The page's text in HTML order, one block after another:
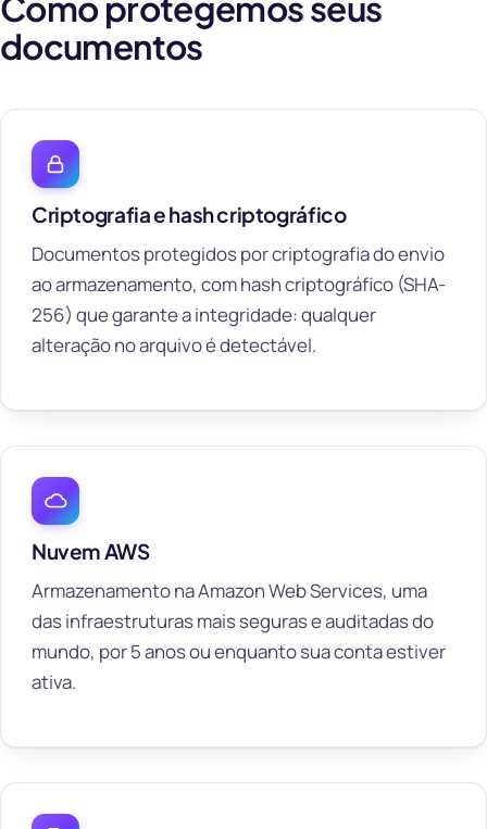
documentos
Criptografia e hash criptográfico
Documentos protegidos por criptografia do envio
ao armazenamento, com hash criptográfico (SHA-
256) que garante a integridade: qualquer
alteração no arquivo é detectável.
Nuvem AWS
Armazenamento na Amazon Web Services, uma
das infraestruturas mais seguras e auditadas do
mundo, por 5 anos ou enquanto sua conta estiver
ativa.